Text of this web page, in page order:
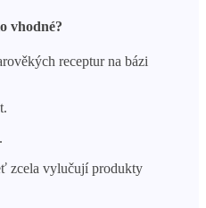
vhodné?
receptur na bázi
zcela vylučují produkty